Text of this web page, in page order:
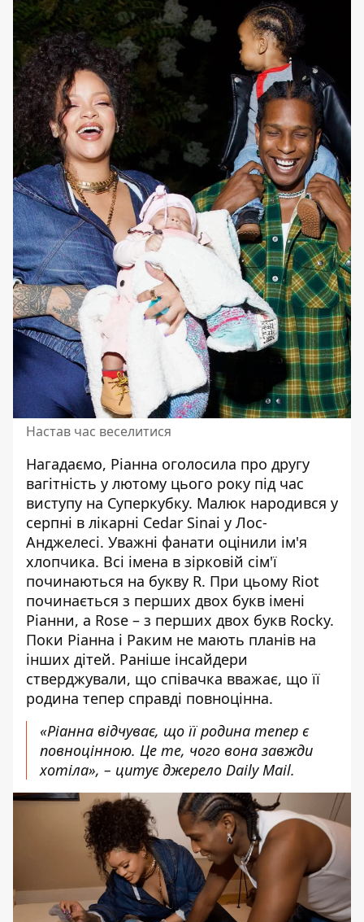
Настав час веселитися
Нагадаємо, Ріанна оголосила про другу
вагітність у лютому цього року під час
виступу на Суперкубку. Малюк народився у
серпні в лікарні Cedar Sinai у Лос-
Анджелесі. Уважні фанати оцінили ім'я
хлопчика. Всі імена в зірковій сім'ї
починаються на букву R. При цьому Riot
починається з перших двох букв імені
Ріанни, а Rose – з перших двох букв Rocky.
Поки Ріанна і Раким не мають планів на
інших дітей. Раніше інсайдери
стверджували, що співачка вважає, що її
родина тепер справді повноцінна.
«Ріанна відчуває, що її родина тепер є
повноцінною. Це те, чого вона завжди
хотіла», – цитує джерело Daily Mail.